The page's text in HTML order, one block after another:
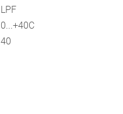
LPF
0...+40C
40